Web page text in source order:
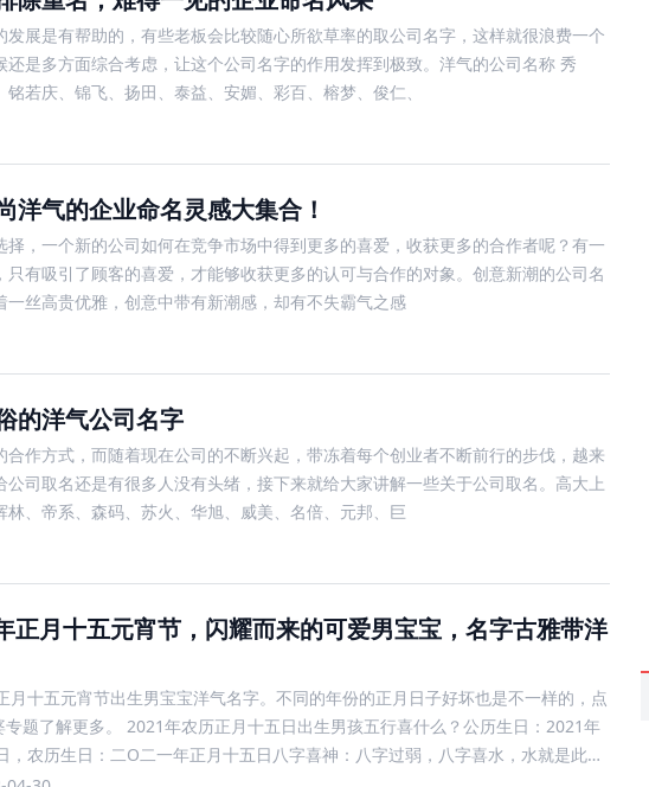
展是有帮助的，有些老板会比较随心所欲草率的取公司名字，这样就很浪费一个
是多方面综合考虑，让这个公司名字的作用发挥到极致。洋气的公司名称 秀
若庆、锦飞、扬田、泰益、安媚、彩百、榕梦、俊仁、
洋气的企业命名灵感大集合！
，一个新的公司如何在竞争市场中得到更多的喜爱，收获更多的合作者呢？有一
有吸引了顾客的喜爱，才能够收获更多的认可与合作的对象。创意新潮的公司名
丝高贵优雅，创意中带有新潮感，却有不失霸气之感
的洋气公司名字
作方式，而随着现在公司的不断兴起，带冻着每个创业者不断前行的步伐，越来
司取名还是有很多人没有头绪，接下来就给大家讲解一些关于公司取名。高大上
、帝系、森码、苏火、华旭、威美、名倍、元邦、巨
正月十五元宵节，闪耀而来的可爱男宝宝，名字古雅带洋
月十五元宵节出生男宝宝洋气名字。不同的年份的正月日子好坏也是不一样的，点
专题了解更多。 2021年农历正月十五日出生男孩五行喜什么？公历生日：2021年
，农历生日：二O二一年正月十五日八字喜神：八字过弱，八字喜水，水就是此命